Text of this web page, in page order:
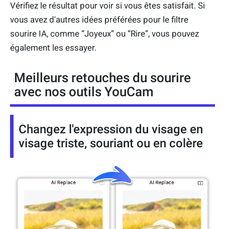
Vérifiez le résultat pour voir si vous êtes satisfait. Si
vous avez d'autres idées préférées pour le filtre
sourire IA, comme “Joyeux” ou “Rire”, vous pouvez
également les essayer.
Meilleurs retouches du sourire
avec nos outils YouCam
Changez l'expression du visage en
visage triste, souriant ou en colère